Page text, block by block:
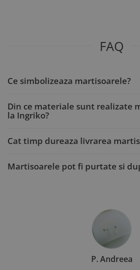
FAQ
Ce simbolizeaza martisoarele?
Din ce materiale sunt realizate
la Ingriko?
Cat timp dureaza livrarea
Martisoarele pot fi purtate si
P. Andreea